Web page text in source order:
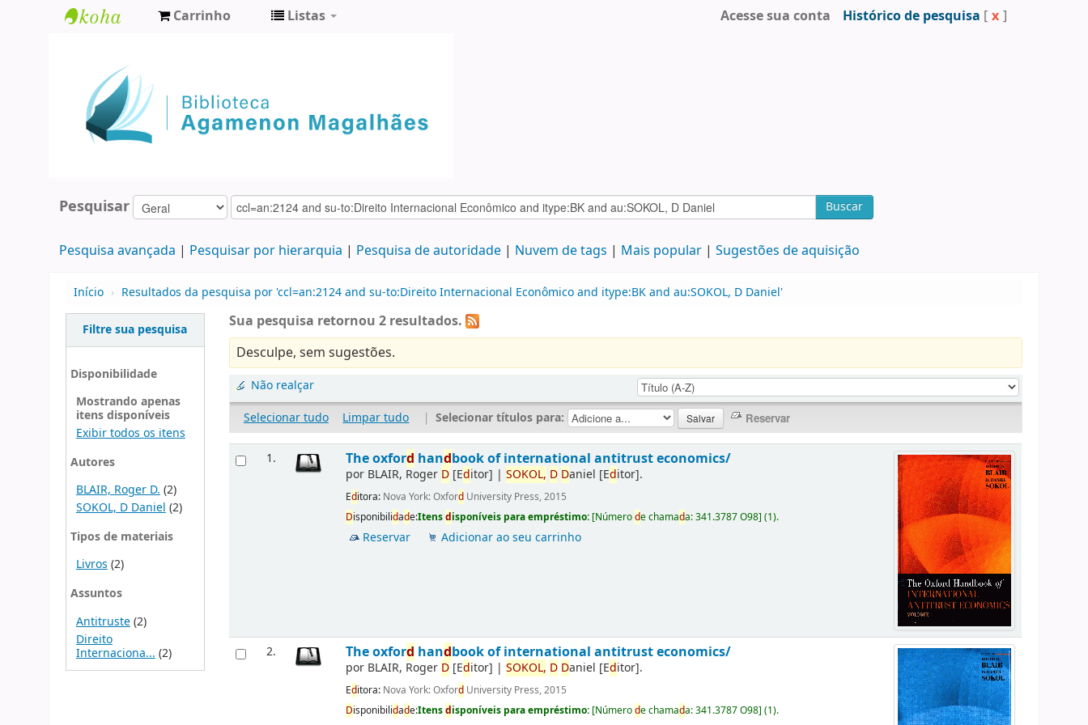
Agamenon
Magalhães
Carrinho Listas Acesse sua conta Histórico de pesquisa [ x ]
Pesquisar Buscar
Pesquisa avançada Pesquisar por hierarquia Pesquisa de autoridade Nuvem de tags Mais popular Sugestões de aquisição
Início › Resultados da pesquisa por 'ccl=an:2124 and su-to:Direito Internacional Econômico and itype:BK and au:SOKOL, D Daniel'
Filtre sua pesquisa
Disponibilidade
Mostrando apenas
itens disponíveis
Exibir todos os itens
Autores
BLAIR, Roger D.(2)
SOKOL, D Daniel (2)
Tipos de materiais
Livros(2)
Assuntos
Antitruste(2)
Direito
Internaciona... (2)
Sua pesquisa retornou 2 resultados.
Desculpe, sem sugestões.
Não realçar
Selecionar tudo
Limpar tudo | Selecionar títulos para:
1. The oxford handbook of international antitrust economics/
por BLAIR, Roger D [Editor] |SOKOL, D Daniel [Editor].
Editora: Nova York: Oxford University Press, 2015
Disponibilidade:Itensdisponíveis para empréstimo: [Númerode chamada:341.3787 O98](1).
Reservar Adicionar ao seu carrinho
2. The oxford handbook of international antitrust economics/
por BLAIR, Roger D [Editor] |SOKOL, D Daniel [Editor].
Editora: Nova York: Oxford University Press, 2015
Disponibilidade:Itensdisponíveis para empréstimo: [Númerode chamada:341.3787 O98](1).